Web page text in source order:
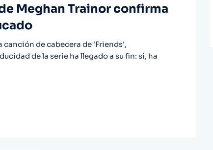
de Meghan Trainor confirma
canción de cabecera de 'Friends',
de la serie ha llegado a su fin: sí, ha